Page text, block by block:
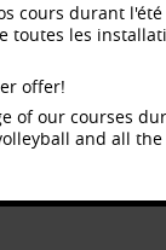
cours durant
toutes les
offer!
of our courses
and all